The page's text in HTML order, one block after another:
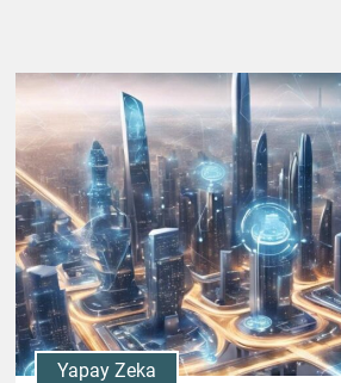
Yapay Zeka